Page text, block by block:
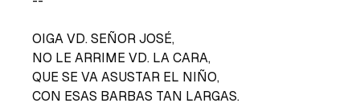
OIGA VD. SEÑOR JOSÉ,
NO LE ARRIME VD. LA CARA,
QUE SE VA ASUSTAR EL NIÑO,
CON ESAS BARBAS TAN LARGAS.